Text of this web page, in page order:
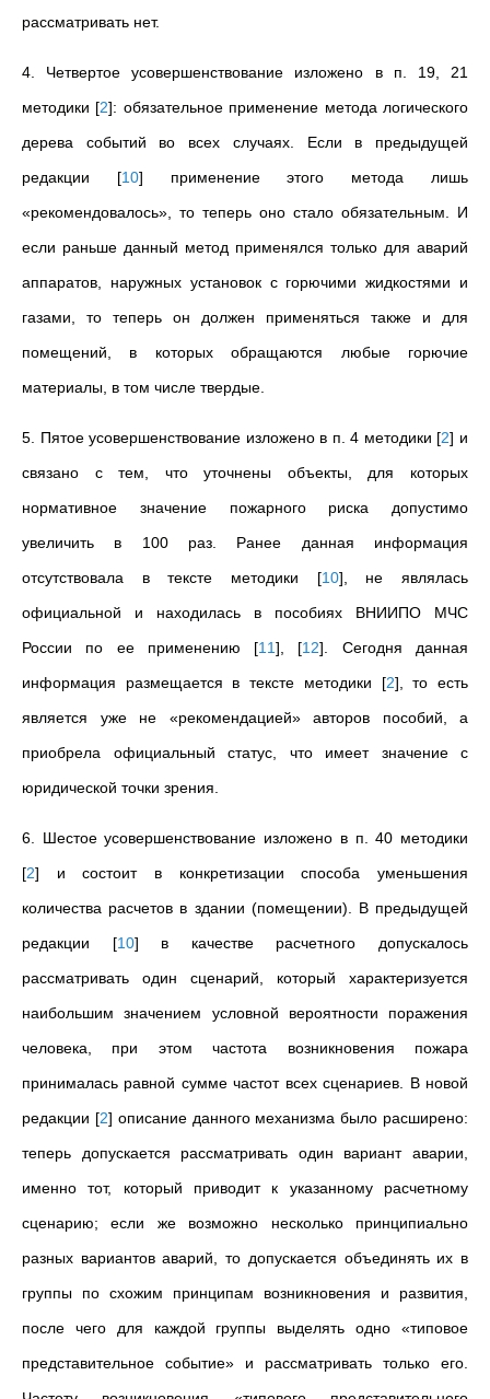
рассматривать нет.
4. Четвертое усовершенствование изложено в п. 19, 21
методики [2]: обязательное применение метода логического
дерева событий во всех случаях. Если в предыдущей
редакции [10] применение этого метода лишь
«рекомендовалось», то теперь оно стало обязательным. И
если раньше данный метод применялся только для аварий
аппаратов, наружных установок с горючими жидкостями и
газами, то теперь он должен применяться также и для
помещений, в которых обращаются любые горючие
материалы, в том числе твердые.
5. Пятое усовершенствование изложено в п. 4 методики [2] и
связано с тем, что уточнены объекты, для которых
нормативное значение пожарного риска допустимо
увеличить в 100 раз. Ранее данная информация
отсутствовала в тексте методики [10] , не являлась
официальной и находилась в пособиях ВНИИПО МЧС
России по ее применению [11] [12] . Сегодня данная
информация размещается в тексте методики [2] , то есть
является уже не «рекомендацией» авторов пособий, а
приобрела официальный статус, что имеет значение с
юридической точки зрения.
6. Шестое усовершенствование изложено в п. 40 методики
[2] и состоит в конкретизации способа уменьшения
количества расчетов в здании (помещении). В предыдущей
редакции [10] в качестве расчетного допускалось
рассматривать один сценарий, который характеризуется
наибольшим значением условной вероятности поражения
человека, при этом частота возникновения пожара
принималась равной сумме частот всех сценариев.
В новой
редакции [2] описание данного механизма было расширено:
теперь допускается рассматривать один вариант аварии,
именно тот, который приводит к указанному расчетному
сценарию; если же возможно несколько принципиально
разных вариантов аварий, то допускается объединять их в
группы по схожим принципам возникновения и развития,
после чего для каждой группы выделять одно «типовое
представительное событие» и рассматривать только его.